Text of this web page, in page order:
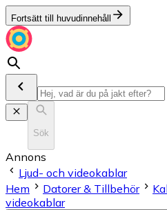
Fortsätt till huvudinnehåll
Sök
Annons
Ljud- och videokablar
Hem
Datorer & Tillbehör
videokablar